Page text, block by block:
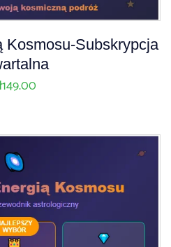
Kosmosu-Subskrypcja
149.00